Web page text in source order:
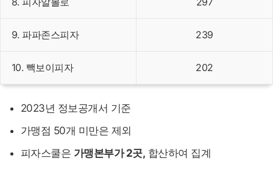
9. 파파존스피자 239
10. 빽보이피자 202
2023년 정보공개서 기준
가맹점 50개 미만은 제외
피자스쿨은 가맹본부가 2곳, 합산하여 집계